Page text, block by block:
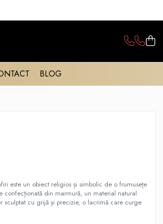
BLOG
este un obiect religios și simbolic de o frumusețe
confecționată din marmură, un material natural
sculptat cu grijă și precizie, o lacrimă care curge